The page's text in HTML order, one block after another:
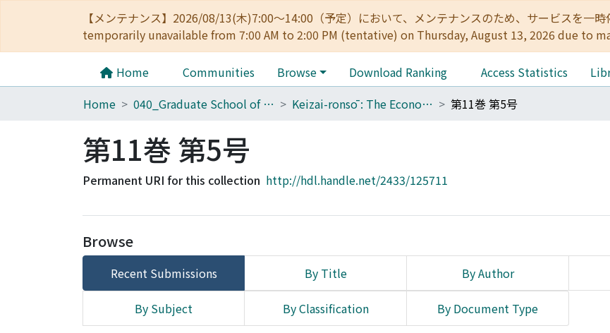
【メンテナンス】2026/08/13(木)7:00～14:00（予定）において、メンテナンスのため、サービスを
temporarily unavailable from 7:00 AM to 2:00 PM (tentative) on Thursday, August 13, 2026 due to
Home Communities Browse Download Ranking Access Statistics
Home
040_Graduate School of Economics Keizai-ronsō : The Economic Review 第11巻 第5号
第11巻 第5号
Permanent URI for this collection http://hdl.handle.net/2433/125711
Browse
Recent Submissions By Title By Author
By Subject By Classification By Document Type